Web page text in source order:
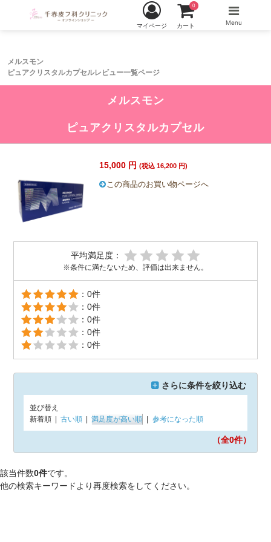
メルスモン
ピュアクリスタルカプセルレビュー一覧ページ
マイページ カート
0
Menu
メルスモン
ピュアクリスタルカプセル
15,000 円 (税込 16,200 円)
この商品のお買い物ページへ
平均満足度：
※条件に満たないため、評価は出来ません。
：0件
：0件
：0件
：0件
：0件
さらに条件を絞り込む
並び替え
新着順
古い順 満足度が高い順 参考になった順
（全0件）
該当件数0件です。
他の検索キーワードより再度検索をしてください。